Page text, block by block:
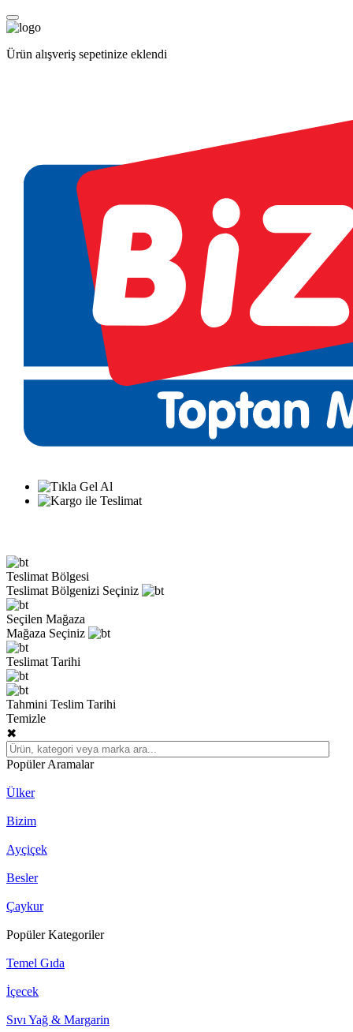
Ürün alışveriş sepetinize eklendi
Teslimat Bölgesi
Teslimat Bölgenizi Seçiniz
Seçilen Mağaza
Mağaza Seçiniz
Teslimat Tarihi
Tahmini Teslim Tarihi
Temizle
✖
Popüler Aramalar
Ülker
Bizim
Ayçiçek
Besler
Çaykur
Popüler Kategoriler
Temel Gıda
İçecek
Sıvı Yağ & Margarin